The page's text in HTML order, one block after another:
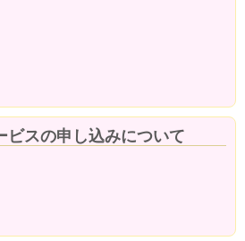
ビスの申し込みについて